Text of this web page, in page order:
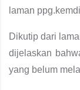
laman
Dikutip dari
dijelaskan
yang belum